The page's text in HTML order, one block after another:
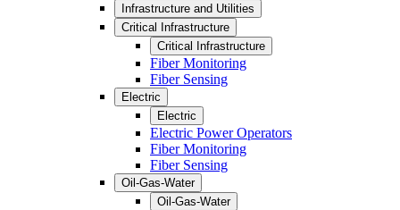
Infrastructure and Utilities
Critical Infrastructure
Critical Infrastructure
Fiber Monitoring
Fiber Sensing
Electric
Electric
Electric Power Operators
Fiber Monitoring
Fiber Sensing
Oil-Gas-Water
Oil-Gas-Water